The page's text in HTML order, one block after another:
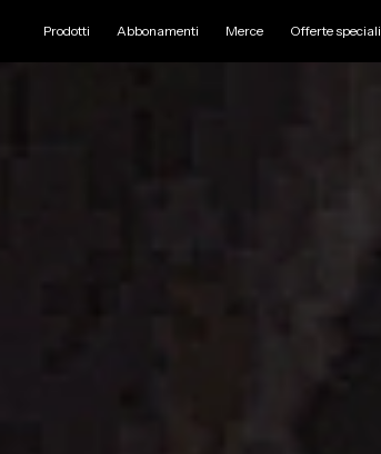
Prodotti Abbonamenti Merce Offerte speciali